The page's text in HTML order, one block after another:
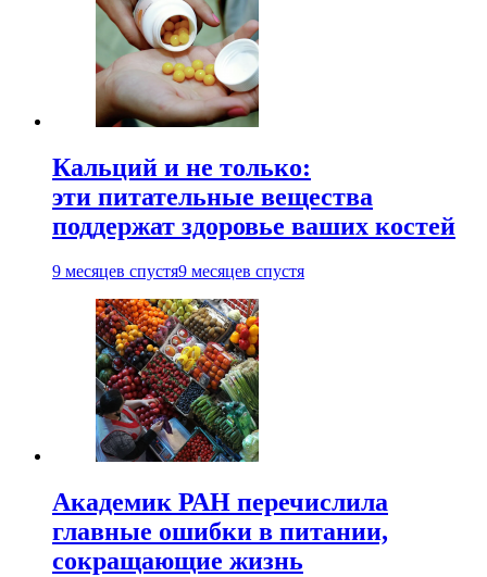
Кальций и не только:
эти питательные вещества
поддержат здоровье ваших костей
9 месяцев спустя9 месяцев спустя
Академик РАН перечислила
главные ошибки в питании,
сокращающие жизнь